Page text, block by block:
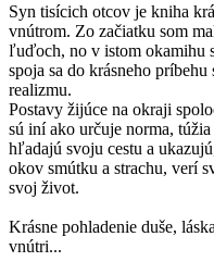
Syn tisícich otcov je kniha
vnútrom. Zo začiatku som
ľuďoch, no v istom okamihu
spoja sa do krásneho
realizmu.
Postavy žijúce na okraji
sú iní ako určuje norma,
hľadajú svoju cestu a
okov smútku a strachu, verí
svoj život.
Krásne pohladenie duše,
vnútri...